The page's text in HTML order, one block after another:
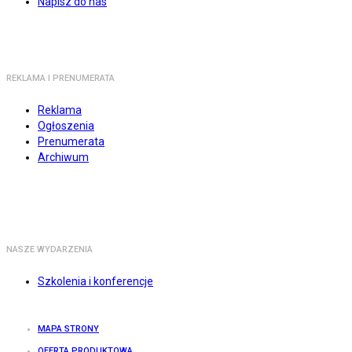
REKLAMA I PRENUMERATA
Reklama
Ogłoszenia
Prenumerata
Archiwum
NASZE WYDARZENIA
Szkolenia i konferencje
MAPA STRONY